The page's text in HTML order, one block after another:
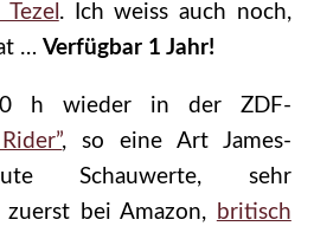
Tezel . Ich weiss auch noch,
… Verfügbar 1 Jahr!
h wieder in der ZDF-
, so eine Art James-
Schauwerte, sehr
bei Amazon, britisch